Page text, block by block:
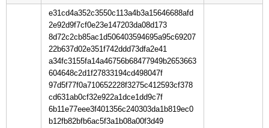
e31cd4a352c3550c113a4b3a15646688afd
2e92d9f7cf0e23e147203da08d173
8d72c2cb85ac1d506403594695a95c69207
22b637d02e351f742ddd73dfa2e41
a34fc3155fa14a46756b68477949b2653663
604648c2d1f27833194cd498047f
97d5f77f0a710652228f3275c412593cf378
cd631ab0cf32e922a1dce1dd9c7f
6b11e77eee3f401356c240303da1b819ec0
b12fb82bfb6ac5f3a1b08a00f3d49